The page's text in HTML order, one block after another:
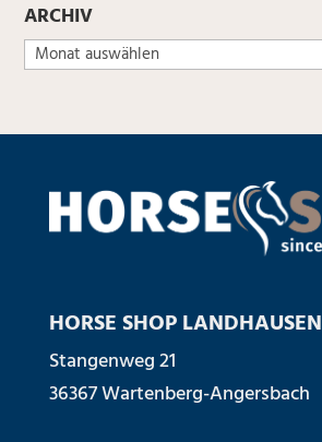
ARCHIV
HORSE SHOP LANDHAUSEN
Stangenweg 21
36367 Wartenberg-Angersbach